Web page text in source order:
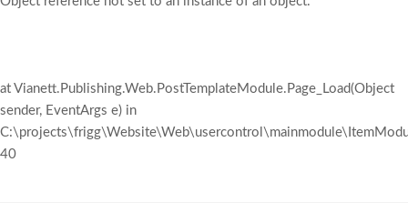
at Vianett.Publishing.Web.PostTemplateModule.Page_Load(Object
sender, EventArgs e) in
40